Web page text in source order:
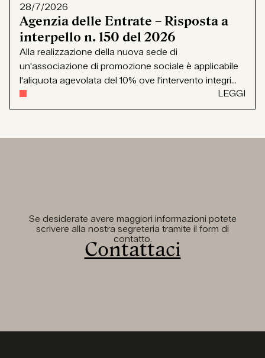
28/7/2026
Agenzia delle Entrate – Risposta a
interpello n. 150 del 2026
Alla realizzazione della nuova sede di
un'associazione di promozione sociale è applicabile
l'aliquota agevolata del 10% ove l'intervento integri...
LEGGI
Se desiderate avere maggiori informazioni potete
scrivere alla nostra segreteria tramite il form di
contatto.
Contattaci